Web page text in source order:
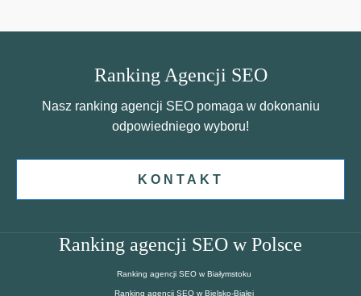
Ranking Agencji SEO
Nasz ranking agencji SEO pomaga w dokonaniu
odpowiedniego wyboru!
KONTAKT
Ranking agencji SEO w Polsce
Ranking agencji SEO w Białymstoku
Ranking agencji SEO w Bielsko-Białej